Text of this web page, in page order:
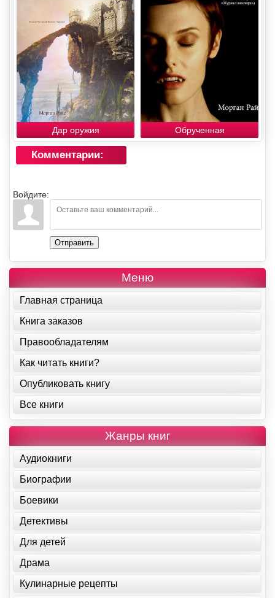
Дар оружия Обрученная
Комментарии:
Войдите:
Отправить
Меню
Главная страница
Книга заказов
Правообладателям
Как читать книги?
Опубликовать книгу
Все книги
Жанры книг
Аудиокниги
Биографии
Боевики
Детективы
Для детей
Драма
Кулинарные рецепты